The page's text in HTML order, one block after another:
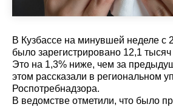
В Кузбассе на минувшей неделе с
было зарегистрировано 12,1
Это на 1,3% ниже, чем за
этом рассказали в региональном
Роспотребнадзора.
В ведомстве отметили, что было